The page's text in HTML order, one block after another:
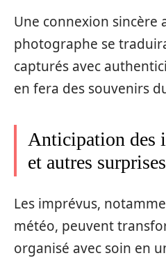
Une connexion sincère
photographe se
capturés avec
en fera des souvenirs
Anticipation des
et autres surprises
Les imprévus,
météo, peuvent
organisé avec soin en